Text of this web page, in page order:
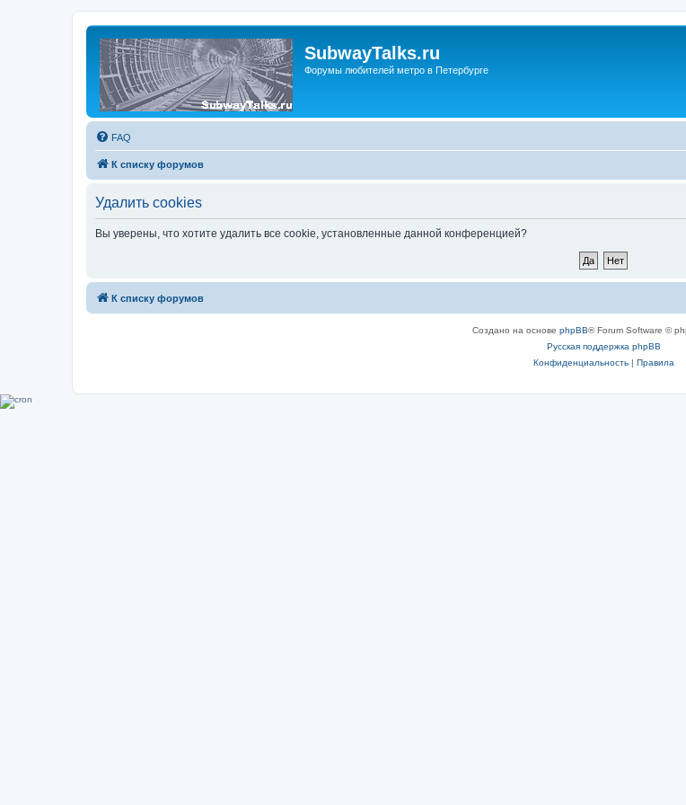
SubwayTalks.ru
Форумы любителей метро в Петербурге
FAQ
К списку форумов
Удалить cookies
Вы уверены, что хотите удалить все cookie, установленные данной конференцией?
К списку форумов
Создано на основе phpBB® Forum Software ©
Русская поддержка phpBB
Конфиденциальность| Правила